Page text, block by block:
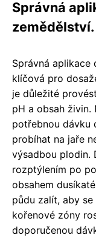
Správná
zemědělství.
Správná aplikace
klíčová pro
je důležité
pH a obsah živin.
potřebnou dávku
probíhat na jaře
výsadbou plodin.
rozptýlením po
obsahem
půdu zalít, aby
kořenové zóny
doporučenou